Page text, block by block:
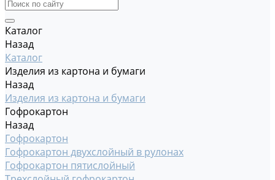
Каталог
Назад
Каталог
Изделия из картона и бумаги
Назад
Изделия из картона и бумаги
Гофрокартон
Назад
Гофрокартон
Гофрокартон двухслойный в рулонах
Гофрокартон пятислойный